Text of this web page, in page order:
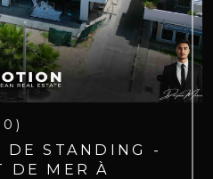
DE STANDING -
DE MER À